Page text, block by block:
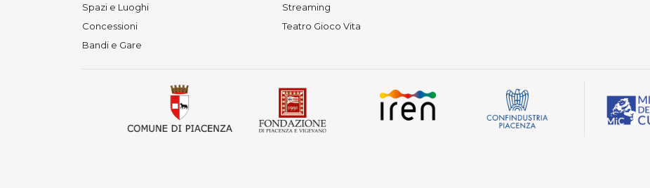
Spazi e Luoghi
Concessioni
Bandi e Gare
Streaming
Teatro Gioco Vita